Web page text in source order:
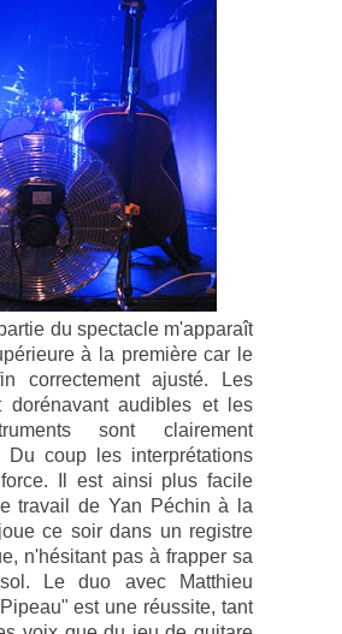
du spectacle m'apparaît
à la première car le
correctement ajusté. Les
dorénavant audibles et les
sont clairement
Du coup les interprétations
Il est ainsi plus facile
travail de Yan Péchin à la
ce soir dans un registre
n'hésitant pas à frapper sa
Le duo avec Matthieu
est une réussite, tant